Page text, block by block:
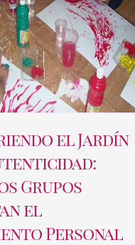
el Jardín
Grupos
el
Personal